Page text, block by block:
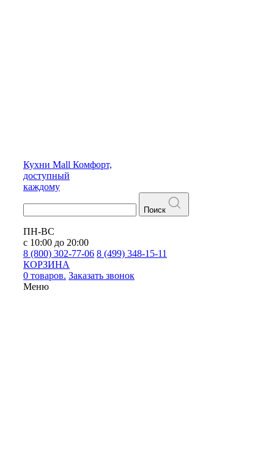
Кухни Mall Комфорт,
доступный
каждому
Поиск
ПН-ВС
с 10:00 до 20:00
8 (800) 302-77-06 8 (499) 348-15-11
КОРЗИНА
0 товаров. Заказать звонок
Меню